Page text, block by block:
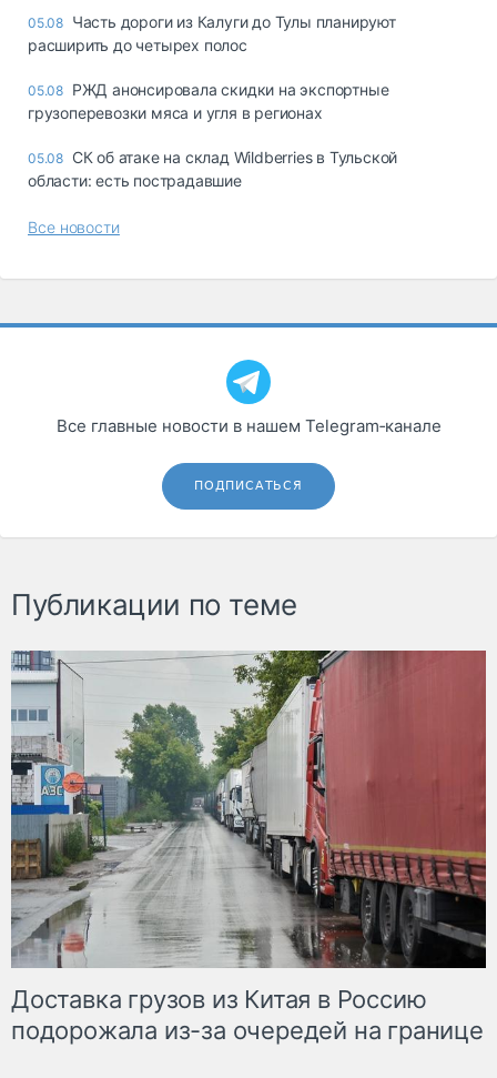
05.08 Часть дороги из Калуги до Тулы планируют
расширить до четырех полос
05.08 РЖД анонсировала скидки на экспортные
грузоперевозки мяса и угля в регионах
05.08 СК об атаке на склад Wildberries в Тульской
области: есть пострадавшие
Все новости
Все главные новости в нашем Telegram‑канале
ПОДПИСАТЬСЯ
Публикации по теме
Доставка грузов из Китая в Россию
подорожала из-за очередей на границе